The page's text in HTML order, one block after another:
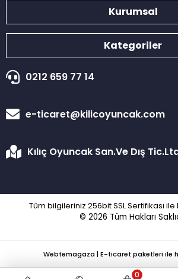
Kurumsal
Kategoriler
0212 659 77 14
e-ticaret@kilicoyuncak.com
Kılıç Oyuncak San.Ve Dış
Tüm bilgileriniz 256bit SSL Sertifikası
© 2026 Tüm Hakları
0
Webtemagaza | E-ticaret paketleri ile